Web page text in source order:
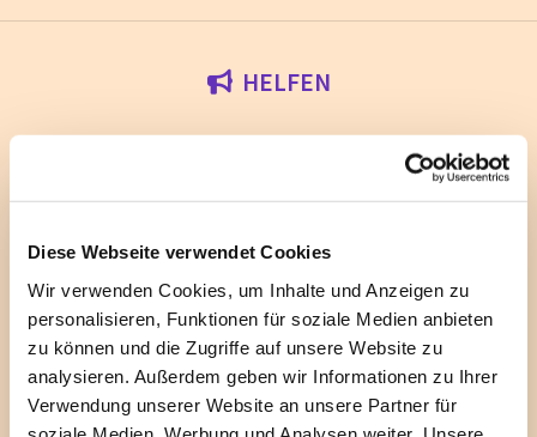
Diese Webseite verwendet Cookies
Wir verwenden Cookies, um Inhalte und Anzeigen zu
personalisieren, Funktionen für soziale Medien anbieten
zu können und die Zugriffe auf unsere Website zu
analysieren. Außerdem geben wir Informationen zu Ihrer
Verwendung unserer Website an unsere Partner für
HELFEN